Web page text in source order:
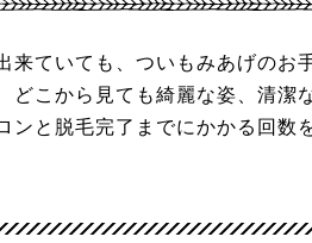
来ていても、ついもみあげのお
どこから見ても綺麗な姿、清潔
ンと脱毛完了までにかかる回数